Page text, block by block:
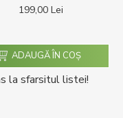
199,00 Lei
ADAUGĂ ÎN COŞ
la sfarsitul listei!